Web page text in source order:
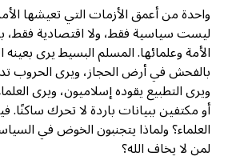
واحدة من أعمق الأزمات التي تعيشها
ليست سياسية فقط، ولا اقتصادية فقط،
الأمة وعلمائها. المسلم البسيط يرى بعينه
بالفحش في أرض الحجاز، ويرى الحروب
ويرى التطبيع يقوده إسلاميون، ويرى
أو مكتفين ببيانات باردة لا تحرك
العلماء؟ ولماذا يتجنبون الخوض في
لمن لا يخاف الله؟